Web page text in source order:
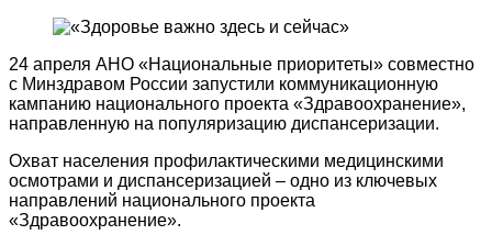
24 апреля АНО «Национальные приоритеты» совместно
с Минздравом России запустили коммуникационную
кампанию национального проекта «Здравоохранение»,
направленную на популяризацию диспансеризации.
Охват населения профилактическими медицинскими
осмотрами и диспансеризацией – одно из ключевых
направлений национального проекта
«Здравоохранение».